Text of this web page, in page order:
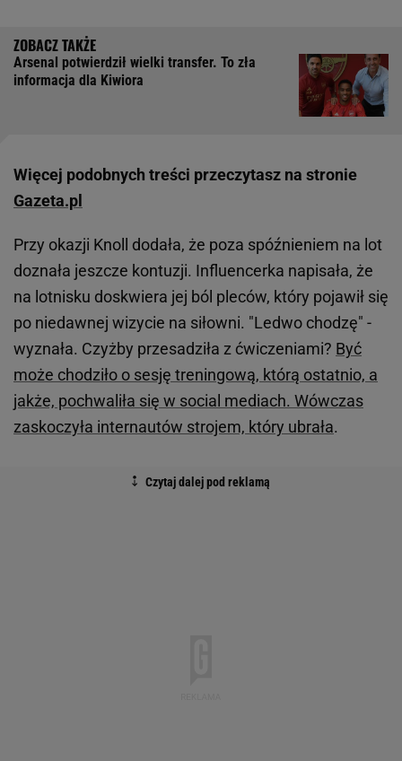
Arsenal potwierdził wielki transfer. To zła
informacja dla Kiwiora
Więcej podobnych treści przeczytasz na stronie
Gazeta.pl
Przy okazji Knoll dodała, że poza spóźnieniem na lot
doznała jeszcze kontuzji. Influencerka napisała, że
na lotnisku doskwiera jej ból pleców, który pojawił się
po niedawnej wizycie na siłowni. "Ledwo chodzę" -
wyznała. Czyżby przesadziła z ćwiczeniami? Być
może chodziło o sesję treningową, którą ostatnio, a
jakże, pochwaliła się w social mediach. Wówczas
zaskoczyła internautów strojem, który ubrała.